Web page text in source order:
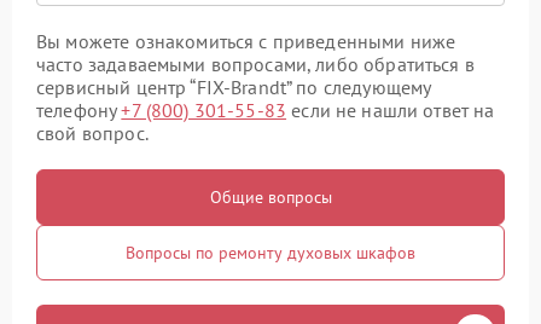
Вы можете ознакомиться с приведенными ниже
часто задаваемыми вопросами, либо обратиться в
сервисный центр “FIX-Brandt” по следующему
телефону+7 (800) 301-55-83 если не нашли ответ на
свой вопрос.
Общие вопросы
Вопросы по ремонту духовых шкафов